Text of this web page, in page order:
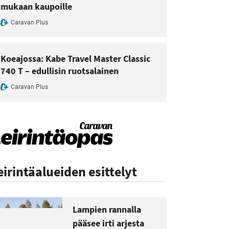
mukaan kaupoille
Caravan Plus
Koeajossa: Kabe Travel Master Classic
740 T – edullisin ruotsalainen
Caravan Plus
esittelyt
Lampien rannalla
pääsee irti arjesta